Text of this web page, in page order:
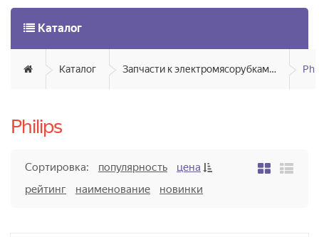
Каталог
Каталог Запчасти к электромясорубкам, соковыжималкам, блендерам, кухонным комбайнам, кофемолкам, пароваркам
Philips
Сортировка: популярность
цена
рейтинг
наименование новинки